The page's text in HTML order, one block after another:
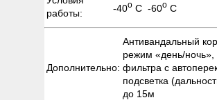
работы:
-40о С -60о С
Дополнительно:
Антивандальный
режим «день/
фильтра с
подсветка
до 15м